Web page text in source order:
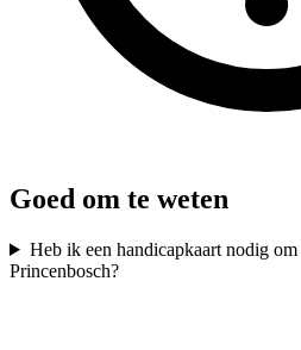
Goed om te weten
Heb ik een handicapkaart nodig
Princenbosch?